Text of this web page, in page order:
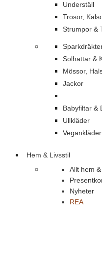
Underställ
Trosor,
Strumpor &
Solhattar &
Mössor,
Jackor
Babyfiltar &
Ullkläder
Vegankläder
Hem & Livsstil
Allt hem
Nyheter
REA